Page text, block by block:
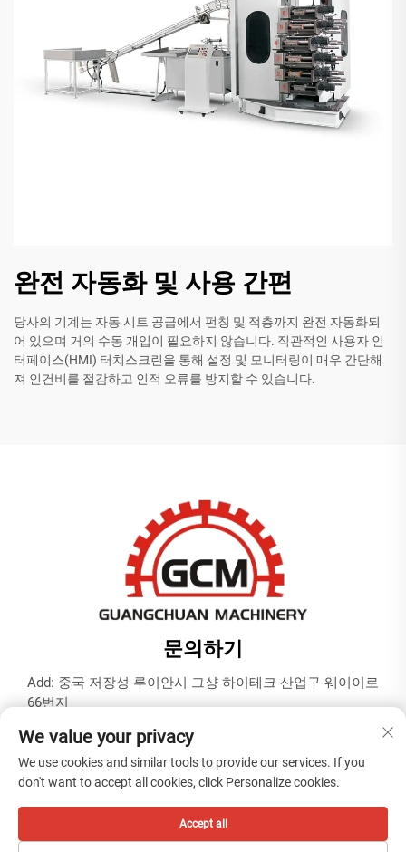
완전 자동화 및 사용 간편
당사의 기계는 자동 시트 공급에서 펀칭 및 적층까지 완전 자동화되
어 있으며 거의 수동 개입이 필요하지 않습니다. 직관적인 사용자 인
터페이스(HMI) 터치스크린을 통해 설정 및 모니터링이 매우 간단해
져 인건비를 절감하고 인적 오류를 방지할 수 있습니다.
문의하기
Add: 중국 저장성 루이안시 그샹 하이테크 산업구 웨이이로
66번지
전화:+86-577-65566677
이메일:[email protected]
Copyright © 절강광천기계 유한회사 -
We value your privacy
We use cookies and similar tools to provide our services. If you
don't want to accept all cookies, click Personalize cookies.
Accept all